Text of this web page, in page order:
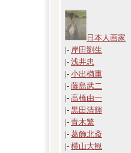
日本人画家
|- 岸田劉生
|- 浅井忠
|- 小出楢重
|- 藤島武二
|- 高橋由一
|- 黒田清輝
|- 青木繁
|- 葛飾北斎
|- 横山大観